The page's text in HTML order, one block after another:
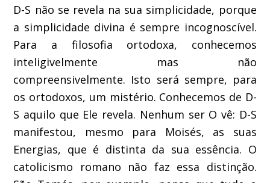
D-S não se revela na sua simplicidade, porque
a simplicidade divina é sempre incognoscível.
Para a filosofia ortodoxa, conhecemos
inteligivelmente mas não
compreensivelmente. Isto será sempre, para
os ortodoxos, um mistério. Conhecemos de D-
S aquilo que Ele revela. Nenhum ser O vê: D-S
manifestou, mesmo para Moisés, as suas
Energias, que é distinta da sua essência. O
catolicismo romano não faz essa distinção.